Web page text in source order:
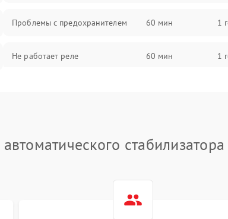
Проблемы с предохранителем 60 мин 1
Не работает реле 60 мин 1